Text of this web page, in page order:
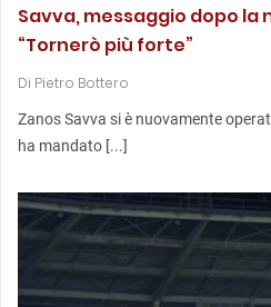
Savva, messaggio dopo la
“Tornerò più forte”
Di Pietro Bottero
Zanos Savva si è nuovamente
ha mandato [...]